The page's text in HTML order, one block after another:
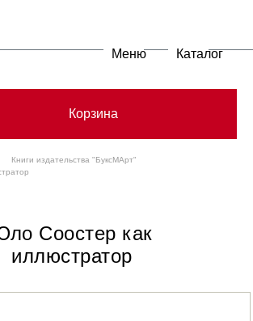
Меню Каталог
Корзина
Книги издательства "БуксМАрт"
Соостер как
иллюстратор